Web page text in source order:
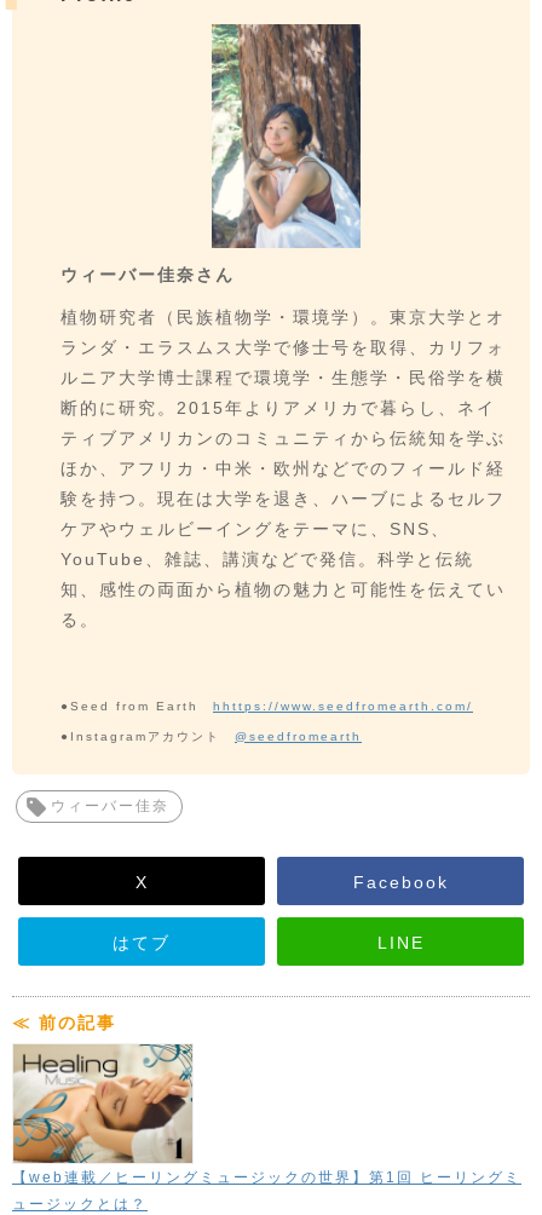
ウィーバー佳奈さん
植物研究者（民族植物学・環境学）。東京大学とオ
ランダ・エラスムス大学で修士号を取得、カリフォ
ルニア大学博士課程で環境学・生態学・民俗学を横
断的に研究。2015年よりアメリカで暮らし、ネイ
ティブアメリカンのコミュニティから伝統知を学ぶ
ほか、アフリカ・中米・欧州などでのフィールド経
験を持つ。現在は大学を退き、ハーブによるセルフ
ケアやウェルビーイングをテーマに、SNS、
YouTube、雑誌、講演などで発信。科学と伝統
知、感性の両面から植物の魅力と可能性を伝えてい
る。
●Seed from Earth hhttps://www.seedfromearth.com/
●Instagramアカウント @seedfromearth
ウィーバー佳奈
X Facebook
はてブ LINE
≪ 前の記事
【web連載／ヒーリングミュージックの世界】第1回 ヒーリングミ
ュージックとは？